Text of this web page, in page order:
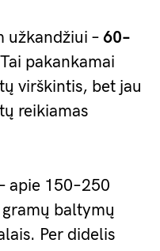
užkandžiui – 60–
pakankamai
virškintis, bet jau
reikiamas
apie 150–250
baltymų
Per didelis